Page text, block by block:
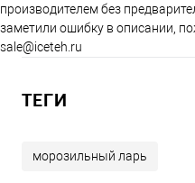
производителем без
заметили ошибку в описании,
sale@iceteh.ru
ТЕГИ
морозильный ларь